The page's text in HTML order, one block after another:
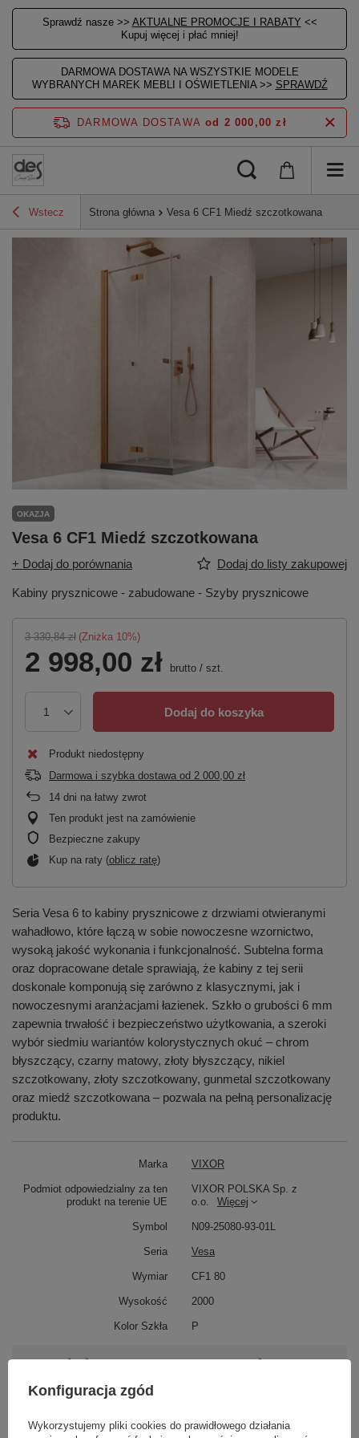
Sprawdź nasze >> AKTUALNE PROMOCJE I RABATY <<
Kupuj więcej i płać mniej!
DARMOWA DOSTAWA NA WSZYSTKIE MODELE
WYBRANYCH MAREK MEBLI I OŚWIETLENIA >> SPRAWDŹ
DARMOWA DOSTAWA od 2 000,00 zł
Wstecz Strona główna Vesa 6 CF1 Miedź szczotkowana
OKAZJA
Vesa 6 CF1 Miedź szczotkowana
+ Dodaj do porównania Dodaj do listy zakupowej
Kabiny prysznicowe - zabudowane - Szyby prysznicowe
3 330,84 zł (Zniżka 10%)
2 998,00 zł brutto / szt.
Dodaj do koszyka
Produkt niedostępny
Darmowa i szybka dostawa od 2 000,00 zł
14 dni na łatwy zwrot
Ten produkt jest na zamówienie
Bezpieczne zakupy
Kup na raty (oblicz ratę)
Seria Vesa 6 to kabiny prysznicowe z drzwiami otwieranymi
wahadłowo, które łączą w sobie nowoczesne wzornictwo,
wysoką jakość wykonania i funkcjonalność. Subtelna forma
oraz dopracowane detale sprawiają, że kabiny z tej serii
doskonale komponują się zarówno z klasycznymi, jak i
nowoczesnymi aranżacjami łazienek. Szkło o grubości 6 mm
zapewnia trwałość i bezpieczeństwo użytkowania, a szeroki
wybór siedmiu wariantów kolorystycznych okuć – chrom
błyszczący, czarny matowy, złoty błyszczący, nikiel
szczotkowany, złoty szczotkowany, gunmetal szczotkowany
oraz miedź szczotkowana – pozwala na pełną personalizację
produktu.
Marka VIXOR
Podmiot odpowiedzialny za ten
produkt na terenie UE
VIXOR POLSKA Sp. z
o.o.
Więcej
Symbol N09-25080-93-01L
Seria Vesa
Wymiar CF1 80
Wysokość 2000
Kolor Szkła P
Potrzebujesz pomocy? Masz pytania?
Zadaj pytanie a my odpowiemy niezwłocznie,
najciekawsze pytania i odpowiedzi publikując
Konfiguracja zgód
Wykorzystujemy pliki cookies do prawidłowego działania